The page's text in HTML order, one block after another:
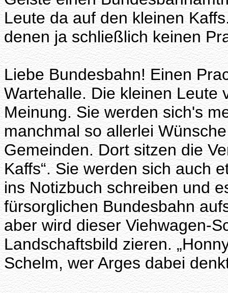
Leute da auf den kleinen
denen ja schließlich keinen
Liebe Bundesbahn! Einen
Wartehalle. Die kleinen Leute
Meinung. Sie werden sich's
manchmal so allerlei
Gemeinden. Dort sitzen die
Kaffs“. Sie werden sich auch
ins Notizbuch schreiben und
fürsorglichen Bundesbahn
aber wird dieser Viehwagen-
Landschaftsbild zieren.
Schelm, wer Arges dabei